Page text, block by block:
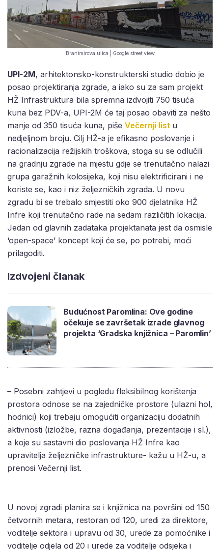
Branimirova ulica | Google street view
UPI-2M, arhitektonsko-konstrukterski studio dobio je
posao projektiranja zgrade, a iako su za sam projekt
HŽ Infrastruktura bila spremna izdvojiti 750 tisuća
kuna bez PDV-a, UPI-2M će taj posao obaviti za nešto
manje od 350 tisuća kuna, piše Večernji list u
nedjeljnom broju. Cilj HŽ-a je efikasno poslovanje i
racionalizacija režijskih troškova, stoga su se odlučili
na gradnju zgrade na mjestu gdje se trenutačno nalazi
grupa garažnih kolosijeka, koji nisu elektrificirani i ne
koriste se, kao i niz željezničkih zgrada. U novu
zgradu bi se trebalo smjestiti oko 900 djelatnika HŽ
Infre koji trenutačno rade na sedam različitih lokacija.
Jedan od glavnih zadataka projektanata jest da osmisle
‘open-space’ koncept koji će se, po potrebi, moći
prilagoditi.
Izdvojeni članak
Budućnost Paromlina: Ove godine
očekuje se završetak izrade glavnog
projekta ‘Gradska knjižnica – Paromlin’
– Posebni zahtjevi u pogledu fleksibilnog korištenja
prostora odnose se na zajedničke prostore (ulazni hol,
hodnici) koji trebaju omogućiti organizaciju dodatnih
aktivnosti (izložbe, razna događanja, prezentacije i sl.),
a koje su sastavni dio poslovanja HŽ Infre kao
upravitelja željezničke infrastrukture- kažu u HŽ-u, a
prenosi Večernji list.
U novoj zgradi planira se i knjižnica na površini od 150
četvornih metara, restoran od 120, uredi za direktore,
voditelje sektora i upravu od 30, urede za pomoćnike i
voditelje odjela od 20 i urede za voditelje odsjeka i